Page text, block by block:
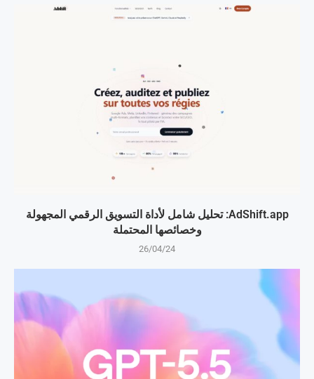
AdShift.app: تحليل شامل لأداة التسويق الرقمي المجهولة
وخصائصها المحتملة
26/04/24